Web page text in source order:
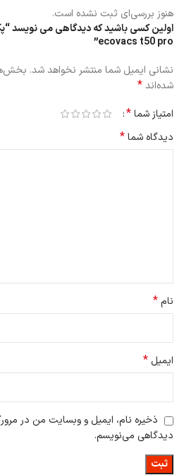
هنوز بررسی‌ای ثبت نشده است.
اولین کسی باشید که دیدگاهی می نویسد
ecovacs t50 pro”
نشانی ایمیل شما منتشر نخواهد شد.
شده‌اند*
امتیاز شما*
دیدگاه شما*
نام*
ایمیل *
ذخیره نام، ایمیل و وبسایت من در
دیدگاهی می‌نویسم.